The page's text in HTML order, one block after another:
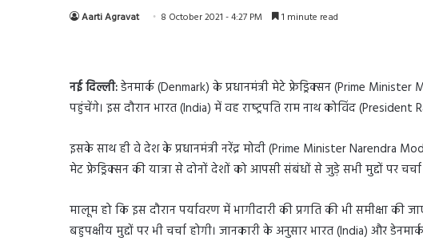
Aarti Agravat 8 October 2021 - 4:27 PM 1 minute read
नई दिल्ली:डेनमार्क (Denmark) के प्रधानमंत्री मेटे फ्रेड्रिक्सन (Prime
पहुंचेंगे। इस दौरान भारत (India) में वह राष्‍ट्रपति राम नाथ कोविंद
इसके साथ ही वे देश के प्रधानमंत्री नरेंद्र मोदी (Prime Minister Narendra
मेट फ्रेड्रिक्सन की यात्रा से दोनों देशों को आपसी संबंधों से जुड़े सभी मुद्दों पर
मालूम हो कि इस दौरान पर्यावरण में भागीदारी की प्रगति की भी समीक्षा की
बहुपक्षीय मुद्दों पर भी चर्चा होगी। जानकारी के अनुसार भारत (India) और